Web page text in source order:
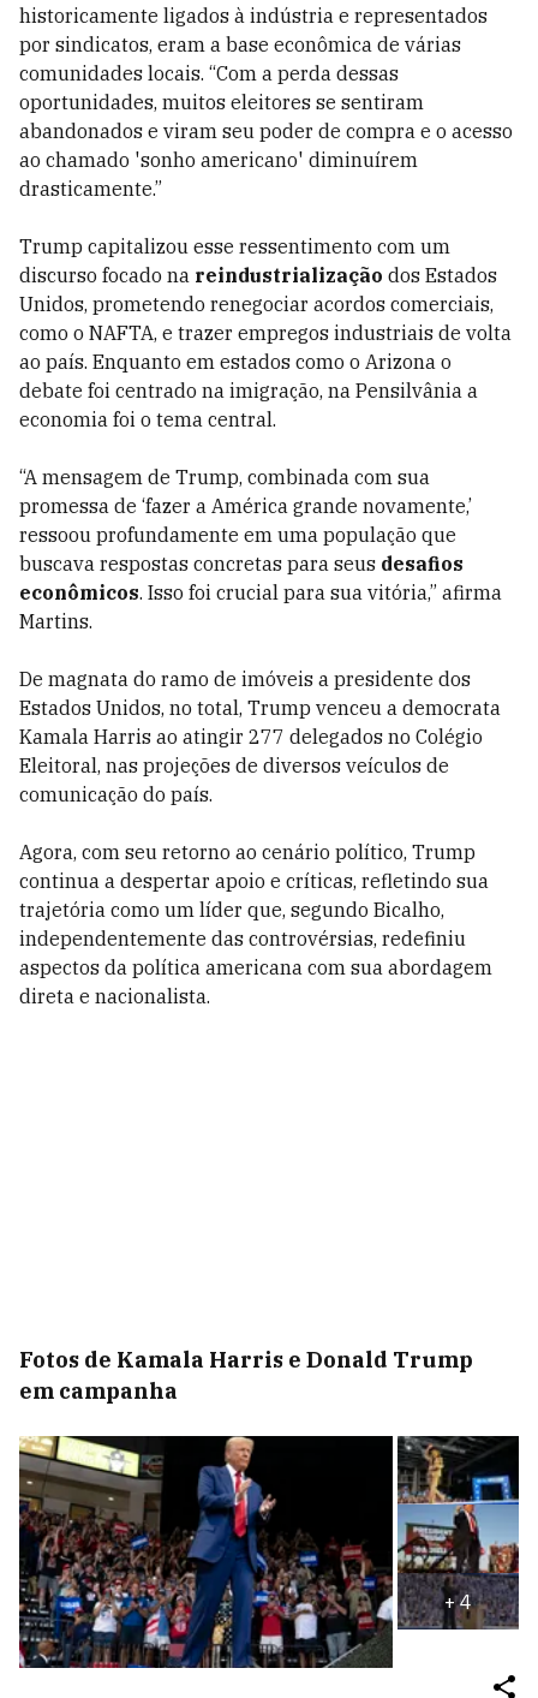
historicamente ligados à indústria e representados
por sindicatos, eram a base econômica de várias
comunidades locais. “Com a perda dessas
oportunidades, muitos eleitores se sentiram
abandonados e viram seu poder de compra e o acesso
ao chamado 'sonho americano' diminuírem
drasticamente.”
Trump capitalizou esse ressentimento com um
discurso focado na reindustrialização dos Estados
Unidos, prometendo renegociar acordos comerciais,
como o NAFTA, e trazer empregos industriais de volta
ao país. Enquanto em estados como o Arizona o
debate foi centrado na imigração, na Pensilvânia a
economia foi o tema central.
“A mensagem de Trump, combinada com sua
promessa de ‘fazer a América grande novamente,’
ressoou profundamente em uma população que
buscava respostas concretas para seus desafios
econômicos. Isso foi crucial para sua vitória,” afirma
Martins.
De magnata do ramo de imóveis a presidente dos
Estados Unidos, no total, Trump venceu a democrata
Kamala Harris ao atingir 277 delegados no Colégio
Eleitoral, nas projeções de diversos veículos de
comunicação do país.
Agora, com seu retorno ao cenário político, Trump
continua a despertar apoio e críticas, refletindo sua
trajetória como um líder que, segundo Bicalho,
independentemente das controvérsias, redefiniu
aspectos da política americana com sua abordagem
direta e nacionalista.
Fotos de Kamala Harris e Donald Trump
em campanha
+4